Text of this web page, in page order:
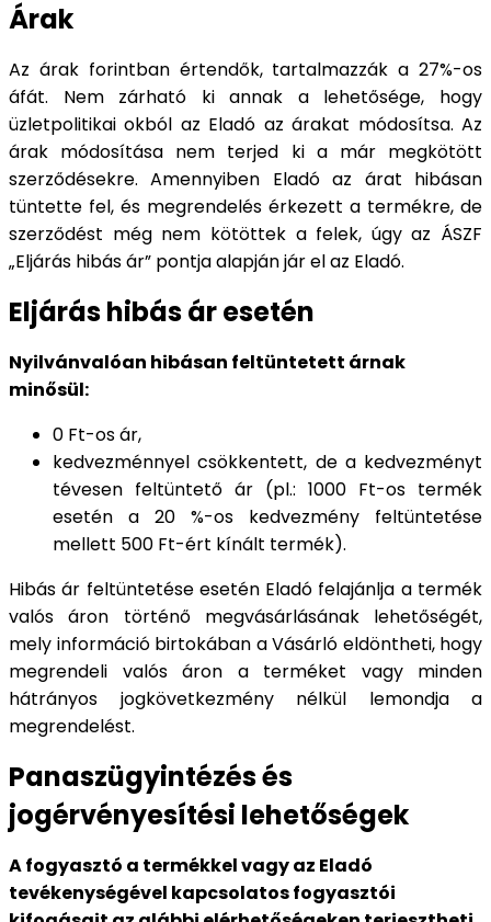
Árak
Az árak forintban értendők, tartalmazzák a 27%-os
áfát. Nem zárható ki annak a lehetősége, hogy
üzletpolitikai okból az Eladó az árakat módosítsa. Az
árak módosítása nem terjed ki a már megkötött
szerződésekre. Amennyiben Eladó az árat hibásan
tüntette fel, és megrendelés érkezett a termékre, de
szerződést még nem kötöttek a felek, úgy az ÁSZF
„Eljárás hibás ár” pontja alapján jár el az Eladó.
Eljárás hibás ár esetén
Nyilvánvalóan hibásan feltüntetett árnak
minősül:
0 Ft-os ár,
kedvezménnyel csökkentett, de a kedvezményt
tévesen feltüntető ár (pl.: 1000 Ft-os termék
esetén a 20 %-os kedvezmény feltüntetése
mellett 500 Ft-ért kínált termék).
Hibás ár feltüntetése esetén Eladó felajánlja a termék
valós áron történő megvásárlásának lehetőségét,
mely információ birtokában a Vásárló eldöntheti, hogy
megrendeli valós áron a terméket vagy minden
hátrányos jogkövetkezmény nélkül lemondja a
megrendelést.
Panaszügyintézés és
jogérvényesítési lehetőségek
A fogyasztó a termékkel vagy az Eladó
tevékenységével kapcsolatos fogyasztói